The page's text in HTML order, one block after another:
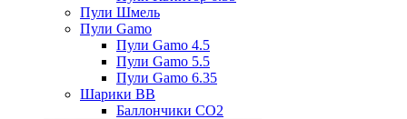
Пули Шмель
Пули Gamo
Пули Gamo 4.5
Пули Gamo 5.5
Пули Gamo 6.35
Шарики BB
Баллончики CO2